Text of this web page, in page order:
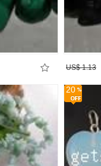
US$ 1.13
20